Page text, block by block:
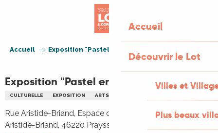
Accueil
Découvrir le Lot
Villes et
Plus beaux
Accueil Exposition "Pastel en fête"
Exposition "Pastel en fête"
CULTURELLE EXPOSITION ARTS
Rue Aristide-Briand, Espace culturel Santamaria, Rue
Aristide-Briand, 46220 Prayssac